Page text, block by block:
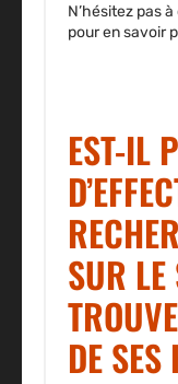
N’hésitez pas
pour en savoir
EST-IL
SUR
DE SES